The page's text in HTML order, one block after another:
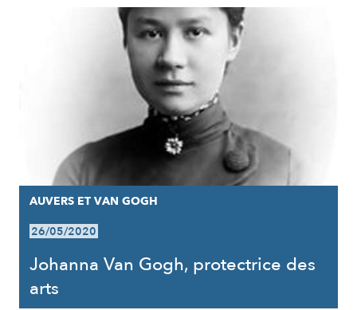
AUVERS ET VAN GOGH
26/05/2020
Johanna Van Gogh, protectrice des
arts